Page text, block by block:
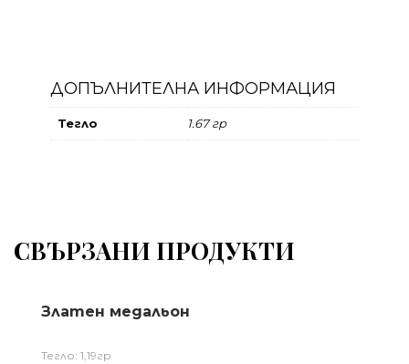
ДОПЪЛНИТЕЛНА ИНФОРМАЦИЯ
Тегло 1.67 гр
СВЪРЗАНИ ПРОДУКТИ
Златен медальон
Тегло: 1,19гр